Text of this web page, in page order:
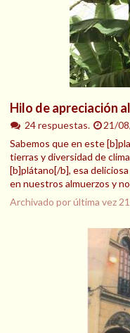
Hilo de apreciación al
24 respuestas.
21/
Sabemos que en este
tierras y diversidad de
[b]plátano[/b], esa
en nuestros almuerzos y
Archivado por última vez